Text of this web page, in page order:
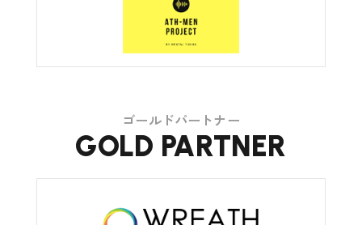
ゴールドパートナー
GOLD PARTNER